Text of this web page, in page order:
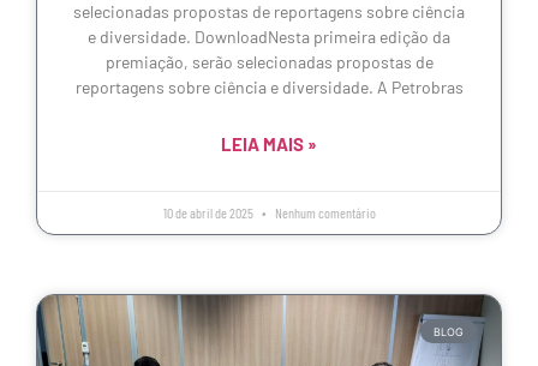
selecionadas propostas de reportagens sobre ciência
e diversidade. DownloadNesta primeira edição da
premiação, serão selecionadas propostas de
reportagens sobre ciência e diversidade. A Petrobras
LEIA MAIS »
10 de abril de 2025 Nenhum comentário
BLOG